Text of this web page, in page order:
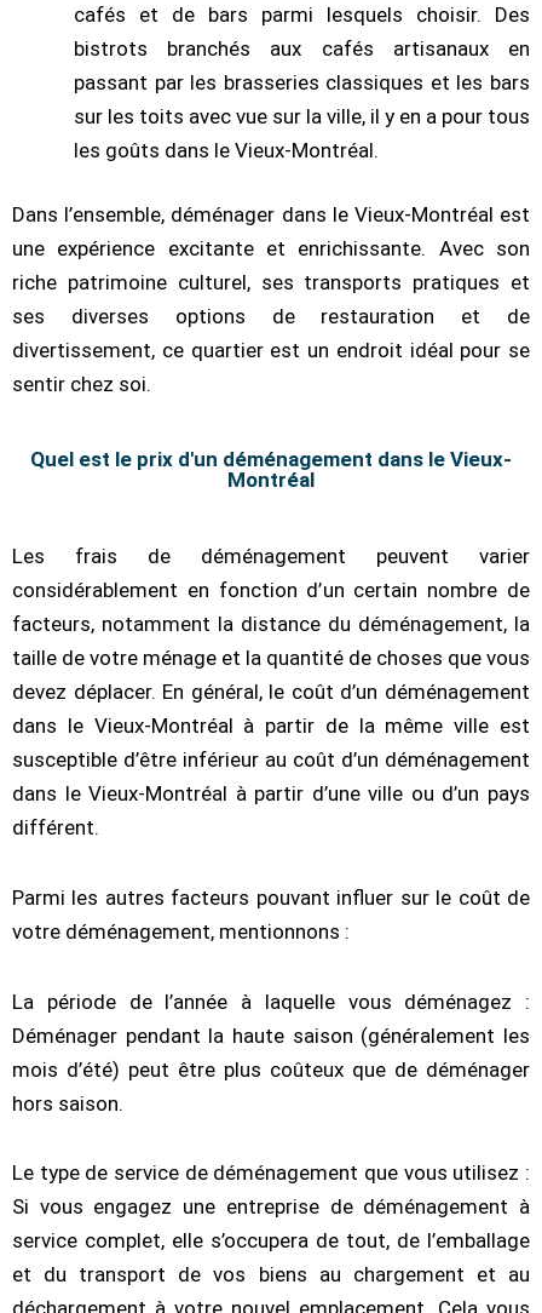
cafés et de bars parmi lesquels choisir. Des
bistrots branchés aux cafés artisanaux en
passant par les brasseries classiques et les bars
sur les toits avec vue sur la ville, il y en a pour tous
les goûts dans le Vieux-Montréal.
Dans l’ensemble, déménager dans le Vieux-Montréal est
une expérience excitante et enrichissante. Avec son
riche patrimoine culturel, ses transports pratiques et
ses diverses options de restauration et de
divertissement, ce quartier est un endroit idéal pour se
sentir chez soi.
Quel est le prix d'un déménagement dans le Vieux-
Montréal
Les frais de déménagement peuvent varier
considérablement en fonction d’un certain nombre de
facteurs, notamment la distance du déménagement, la
taille de votre ménage et la quantité de choses que vous
devez déplacer. En général, le coût d’un déménagement
dans le Vieux-Montréal à partir de la même ville est
susceptible d’être inférieur au coût d’un déménagement
dans le Vieux-Montréal à partir d’une ville ou d’un pays
différent.
Parmi les autres facteurs pouvant influer sur le coût de
votre déménagement, mentionnons :
La période de l’année à laquelle vous déménagez :
Déménager pendant la haute saison (généralement les
mois d’été) peut être plus coûteux que de déménager
hors saison.
Le type de service de déménagement que vous utilisez :
Si vous engagez une entreprise de déménagement à
service complet, elle s’occupera de tout, de l’emballage
et du transport de vos biens au chargement et au